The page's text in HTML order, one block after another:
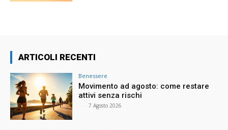
ARTICOLI RECENTI
Benessere
Movimento ad agosto: come restare
attivi senza rischi
- 7 Agosto 2026